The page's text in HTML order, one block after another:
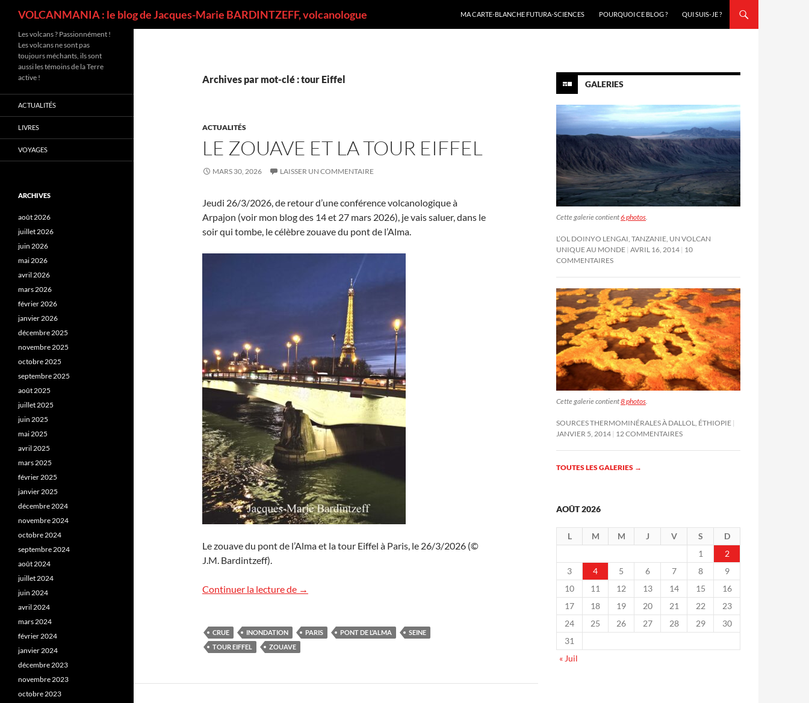
VOLCANMANIA : le blog de Jacques-Marie BARDINTZEFF, volcanologue
MA CARTE-BLANCHE FUTURA-SCIENCES
POURQUOI CE BLOG ? QUI SUIS-JE ?
Archives par mot-clé : tour Eiffel
ACTUALITÉS
LE ZOUAVE ET LA TOUR EIFFEL
MARS 30, 2026 LAISSER UN COMMENTAIRE
Jeudi 26/3/2026, de retour d’une conférence volcanologique à
Arpajon (voir mon blog des 14 et 27 mars 2026), je vais saluer, dans le
soir qui tombe, le célèbre zouave du pont de l’Alma.
Le zouave du pont de l’Alma et la tour Eiffel à Paris, le 26/3/2026 (©
J.M. Bardintzeff).
Continuer la lecture de Le zouave et la tour Eiffel
→
CRUE INONDATION PARIS PONT DE L’ALMA
SEINE
TOUR EIFFEL
ZOUAVE
GALERIES
Cette galerie contient6 photos.
L’OL DOINYO LENGAI, TANZANIE, UN VOLCAN
UNIQUE AU MONDE AVRIL 16, 2014 10
COMMENTAIRES
Cette galerie contient8 photos
SOURCES THERMOMINÉRALES À DALLOL, ÉTHIOPIE
JANVIER 5, 2014 12 COMMENTAIRES
TOUTES LES GALERIES →
AOÛT 2026
L M M J V S
D
1
2
3
4 5 6 7 8
9
10
11 12 13 14 15
16
17
18 19 20 21 22
23
24
25 26 27 28 29
30
31
« Juil
Les volcans ? Passionnément !
Les volcans ne sont pas
toujours méchants, ils sont
aussi les témoins de la Terre
active !
ACTUALITÉS
LIVRES
VOYAGES
ARCHIVES
août 2026
juillet 2026
juin 2026
mai 2026
avril 2026
mars 2026
février 2026
janvier 2026
décembre 2025
novembre 2025
octobre 2025
septembre 2025
août 2025
juillet 2025
juin 2025
mai 2025
avril 2025
mars 2025
février 2025
janvier 2025
décembre 2024
novembre 2024
octobre 2024
septembre 2024
août 2024
juillet 2024
juin 2024
avril 2024
mars 2024
février 2024
janvier 2024
décembre 2023
novembre 2023
octobre 2023